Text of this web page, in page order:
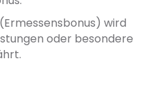
(Ermessensbonus) wird
oder besondere